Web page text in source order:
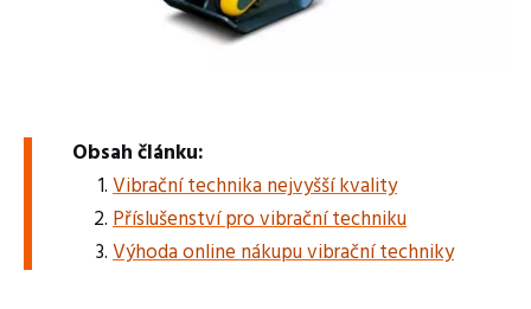
Obsah článku:
Vibrační technika nejvyšší kvality
Příslušenství pro vibrační techniku
Výhoda online nákupu vibrační techniky